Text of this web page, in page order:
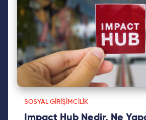
SOSYAL GIRIŞIMCILIK